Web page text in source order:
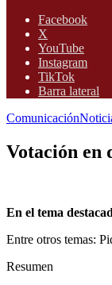
Facebook
X
YouTube
Instagram
TikTok
Barra lateral
Comunicación
Votación en
En el tema
Entre otros temas:
Resumen